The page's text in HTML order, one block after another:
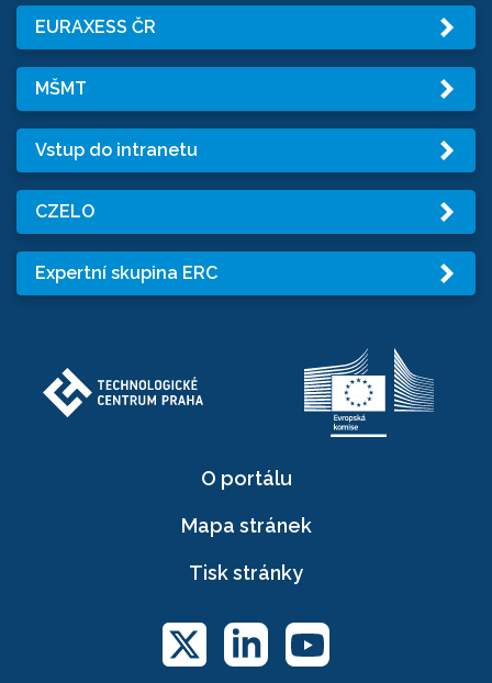
EURAXESS ČR
MŠMT
Vstup do intranetu
CZELO
Expertní skupina ERC
O portálu
Mapa stránek
Tisk stránky